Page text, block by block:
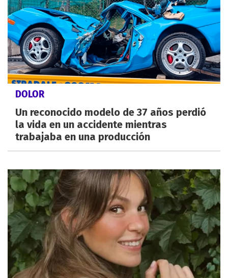
DOLOR
Un reconocido modelo de 37 años perdió
la vida en un accidente mientras
trabajaba en una producción